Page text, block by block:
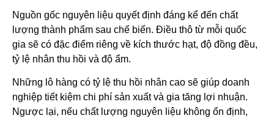
Nguồn gốc nguyên liệu quyết định đáng kể đến chất
lượng thành phẩm sau chế biến. Điều thô từ mỗi quốc
gia sẽ có đặc điểm riêng về kích thước hạt, độ đồng đều,
tỷ lệ nhân thu hồi và độ ẩm.
Những lô hàng có tỷ lệ thu hồi nhân cao sẽ giúp doanh
nghiệp tiết kiệm chi phí sản xuất và gia tăng lợi nhuận.
Ngược lại, nếu chất lượng nguyên liệu không ổn định,